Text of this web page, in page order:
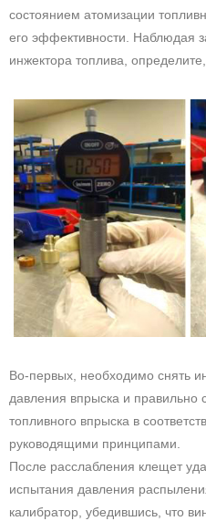
состоянием атомизации
его эффективности. Наблюдая
инжектора топлива,
Во-первых, необходимо снять
давления впрыска и правильно
топливного впрыска в
руководящими принципами.
После расслабления клещет
испытания давления
калибратор, убедившись, что